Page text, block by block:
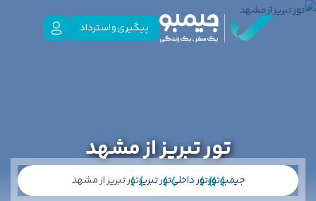
پیگیری و استرداد
تور تبریز از مشهد
جیمبوتورتور داخلیتور تبریزتور تبریز از مشهد